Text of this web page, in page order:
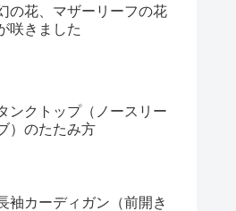
の花、マザーリーフの花
咲きました
ンクトップ（ノースリー
）のたたみ方
袖カーディガン（前開き